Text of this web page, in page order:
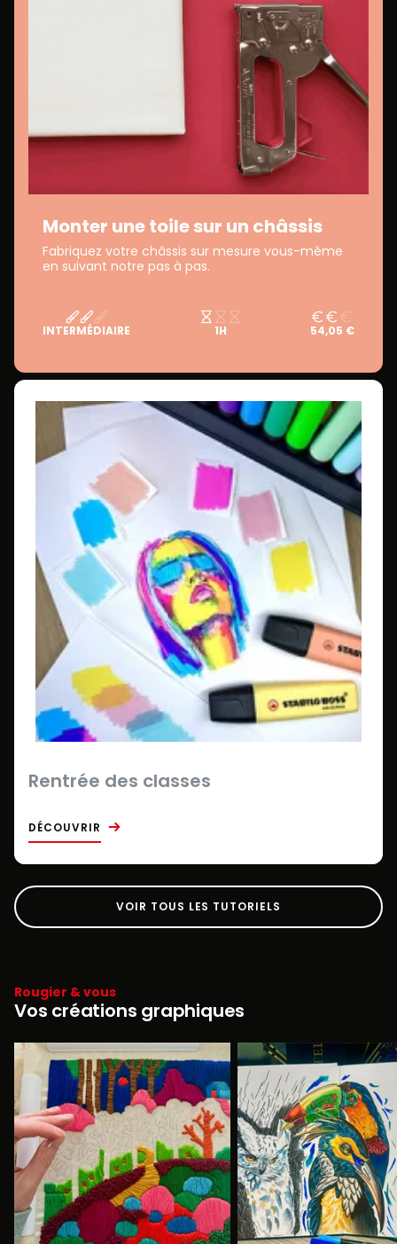
Monter une toile sur un châssis
Fabriquez votre châssis sur mesure vous-même
en suivant notre pas à pas.
INTERMÉDIAIRE 1H 54,05 €
Rentrée des classes
DÉCOUVRIR
VOIR TOUS LES TUTORIELS
Rougier & vous
Vos créations graphiques